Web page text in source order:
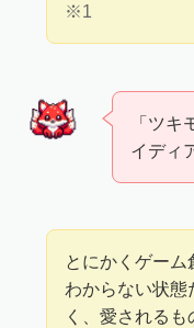
※1
「ツ
イディ
とにかくゲーム
わからない状態
く、愛される